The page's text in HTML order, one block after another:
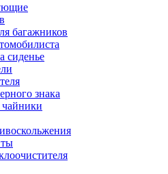
багажников
сиденье
знака